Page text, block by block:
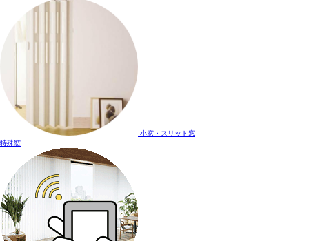
小窓・スリット窓
特殊窓